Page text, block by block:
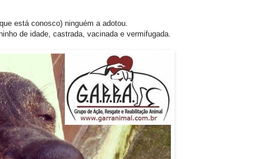
está conosco) ninguém a adotou.
de idade, castrada, vacinada e vermifugada.